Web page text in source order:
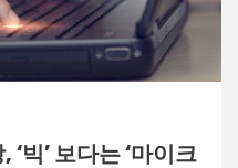
빅’ 보다는 ‘마이크